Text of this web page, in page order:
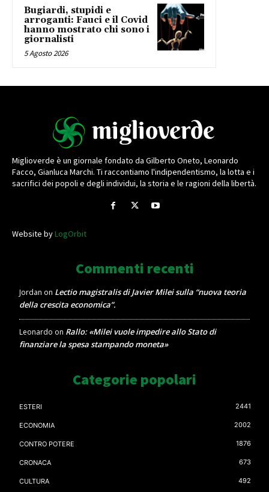
Bugiardi, stupidi e
arroganti: Fauci e il Covid
hanno mostrato chi sono i
giornalisti
5 Agosto 2026
Miglioverde è un giornale fondato da Gilberto Oneto, Leonardo
Facco, Gianluca Marchi. Ti raccontiamo l'indipendentismo, la lotta e i
sacrifici dei popoli e degli individui, la storia e le ragioni della libertà.
Website byLogOrbit
Commenti recenti
Jordan on Lectio magistralis di Javier Milei sulla “nuova teoria
della crescita economica”.
Leonardo on Rallo: «Milei vuole impedire allo Stato di
finanziare la spesa stampando moneta»
Categorie popolari
ESTERI 2441
ECONOMIA 2002
CONTRO POTERE 1876
CRONACA 673
CULTURA 492